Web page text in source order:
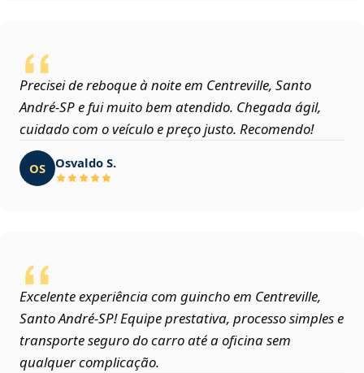
Precisei de reboque à noite em Centreville, Santo
André‑SP e fui muito bem atendido. Chegada ágil,
cuidado com o veículo e preço justo. Recomendo!
OS Osvaldo S.
Excelente experiência com guincho em Centreville,
Santo André‑SP! Equipe prestativa, processo simples e
transporte seguro do carro até a oficina sem
qualquer complicação.